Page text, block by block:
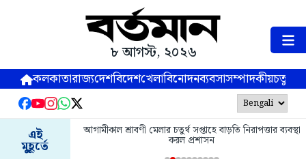
৮ আগস্ট, ২০২৬
কলকাতারাজ্যদেশবিদেশখেলাবিনোদনব্যবসাসম্পাদকীয়
এই
মুহূর্তে
আগামীকাল শ্রাবণী মেলার চতুর্থ সপ্তাহে বাড়তি নিরাপত্তার ব্যবস্থা
করল প্রশাসন